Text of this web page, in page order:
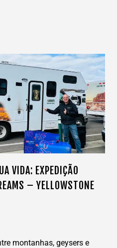
VIDA: EXPEDIÇÃO
– YELLOWSTONE
montanhas, geysers e